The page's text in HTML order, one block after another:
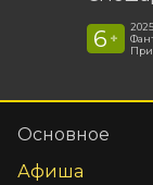
6 +
Основное
Афиша